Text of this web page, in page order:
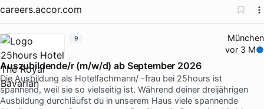
careers.accor.com
München
vor 3 M
Auszubildende/r (m/w/d) ab September 2026
Die Ausbildung als Hotelfachmann/ -frau bei 25hours ist
spannend, weil sie so vielseitig ist. Während deiner dreijährigen
Ausbildung durchläufst du in unserem Haus viele spannende
9